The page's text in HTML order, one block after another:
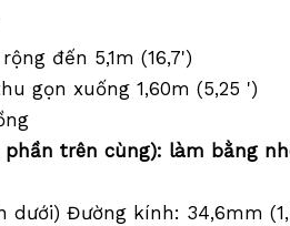
đến 5,1m (16,7')
gọn xuống 1,60m (5,25 ')
trên cùng): làm bằng
dưới) Đường kính: 34,6mm